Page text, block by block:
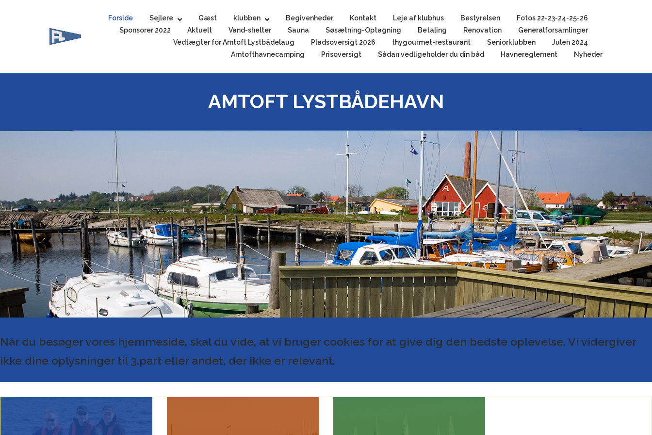
Forside Sejlere Gæst klubben Begivenheder Kontakt Leje af klubhus Bestyrelsen
Fotos 22-23-24-25-26
Sponsorer 2022
Aktuelt Vand-shelter Sauna Søsætning-Optagning Betaling Renovation
Generalforsamlinger
Vedtægter for Amtoft Lystbådelaug
Pladsoversigt 2026 thygourmet-restaurant Seniorklubben
Julen 2024
Amtofthavnecamping
Prisoversigt Sådan vedligeholder du din båd Havnereglement Nyheder
AMTOFT LYSTBÅDEHAVN
Når du besøger vores hjemmeside, skal du vide, at vi bruger cookies for at give dig den bedste oplevelse. Vi vidergiver
ikke dine oplysninger til 3.part eller andet, der ikke er relevant.